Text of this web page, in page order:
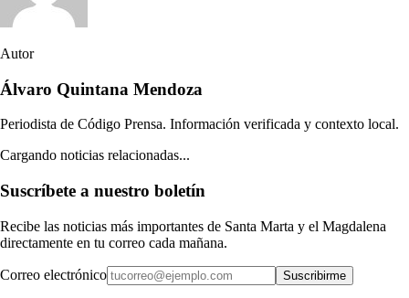
Autor
Álvaro Quintana Mendoza
Periodista de Código Prensa. Información verificada y contexto local.
Cargando noticias relacionadas...
Suscríbete a nuestro boletín
Recibe las noticias más importantes de Santa Marta y el Magdalena
directamente en tu correo cada mañana.
Correo electrónico Suscribirme